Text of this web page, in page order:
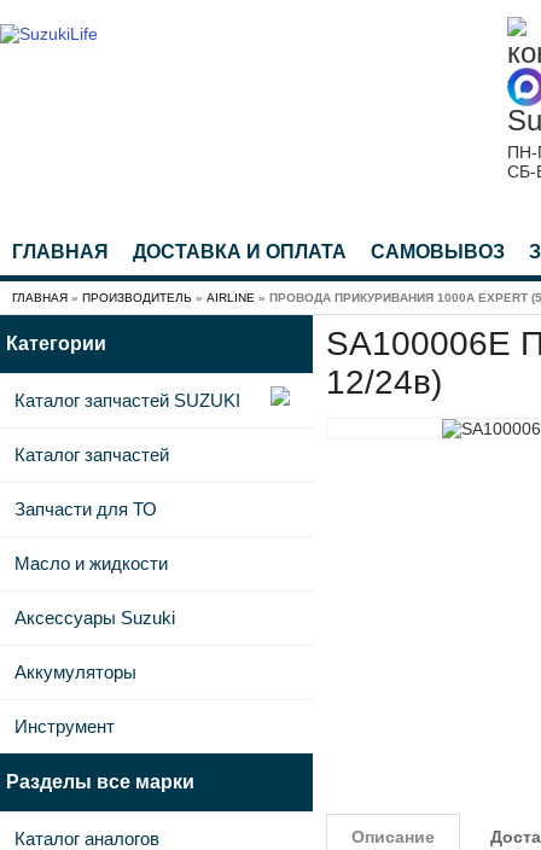
ПН-
СБ-
ГЛАВНАЯ ДОСТАВКА И ОПЛАТА САМОВЫВОЗ
ГЛАВНАЯ » ПРОИЗВОДИТЕЛЬ » AIRLINE » ПРОВОДА ПРИКУРИВАНИЯ 1000A EXPERT
SA100006E
12/24в)
Описание
Категории
Каталог запчастей SUZUKI
Каталог запчастей
Запчасти для ТО
Масло и жидкости
Аксессуары Suzuki
Аккумуляторы
Инструмент
Разделы все марки
Каталог аналогов